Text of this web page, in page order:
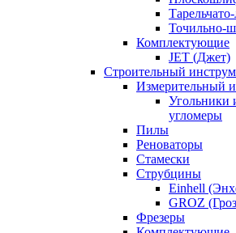
Точильно-
Комплектующие
JET (Джет)
Строительный
Измерительный
Угольники
угломеры
Пилы
Реноваторы
Стамески
Струбцины
Einhell
GROZ
Фрезеры